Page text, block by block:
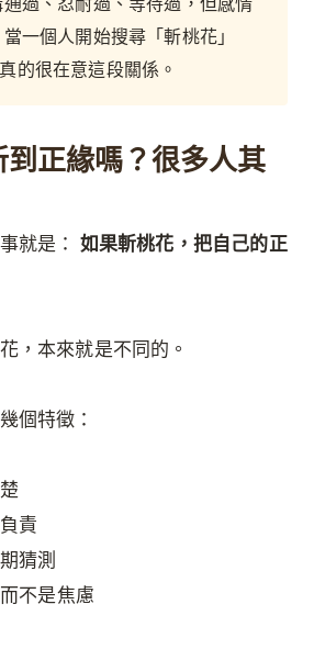
一個人開始搜尋「斬桃花」
的很在意這段關係。
正緣嗎？很多人其
就是： 如果斬桃花，把自己的正
，本來就是不同的。
個特徵：
責
猜測
不是焦慮